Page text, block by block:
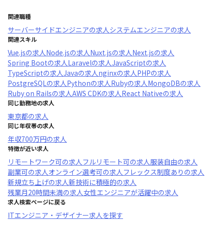
関連職種
サーバーサイドエンジニアの求人システムエンジニアの求人
関連スキル
Vue.jsの求人Node.jsの求人Nuxt.jsの求人Next.jsの求人
Spring Bootの求人Laravelの求人JavaScriptの求人
TypeScriptの求人Javaの求人nginxの求人PHPの求人
PostgreSQLの求人Pythonの求人Rubyの求人MongoDBの求人
Ruby on Railsの求人AWS CDKの求人React Nativeの求人
同じ勤務地の求人
東京都の求人
同じ年収帯の求人
年収700万円の求人
特徴が近い求人
リモートワーク可の求人フルリモート可の求人服装自由の求人
副業可の求人オンライン選考可の求人フレックス制度あり の求人
新規立ち上げの求人新技術に積極的の求人
残業月20時間未満の求人女性エンジニアが活躍中の求人
求人検索ページに戻る
ITエンジニア・デザイナー求人を探す